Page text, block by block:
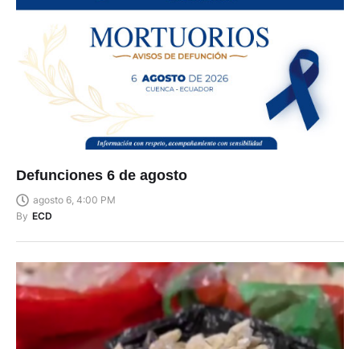
Defunciones 6 de agosto
agosto 6, 4:00 PM
By ECD